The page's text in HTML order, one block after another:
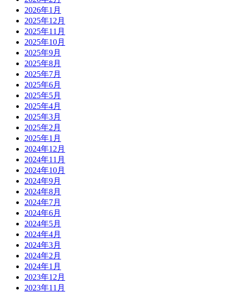
2026年1月
2025年12月
2025年11月
2025年10月
2025年9月
2025年8月
2025年7月
2025年6月
2025年5月
2025年4月
2025年3月
2025年2月
2025年1月
2024年12月
2024年11月
2024年10月
2024年9月
2024年8月
2024年7月
2024年6月
2024年5月
2024年4月
2024年3月
2024年2月
2024年1月
2023年12月
2023年11月